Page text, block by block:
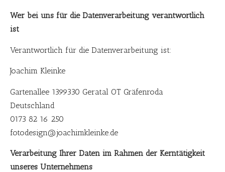
Wer bei uns für die Datenverarbeitung verantwortlich
ist
Verantwortlich für die Datenverarbeitung ist:
Joachim Kleinke
Gartenallee 1399330 Geratal OT Gräfenroda
Deutschland
0173 82 16 250
fotodesign@joachimkleinke.de
Verarbeitung Ihrer Daten im Rahmen der Kerntätigkeit
unseres Unternehmens